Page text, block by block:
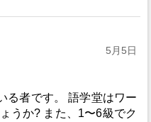
5月5日
る者です。 語学堂はワー
うか? また、1〜6級でク